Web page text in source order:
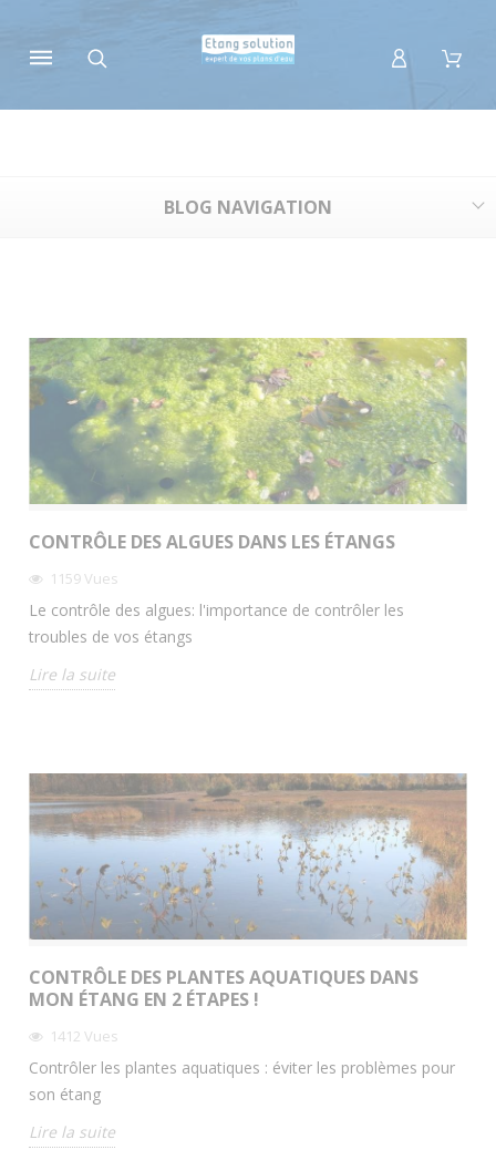
BLOG NAVIGATION
CONTRÔLE DES ALGUES DANS LES ÉTANGS
1159Vues
Le contrôle des algues: l'importance de contrôler les
troubles de vos étangs
Lire la suite
CONTRÔLE DES PLANTES AQUATIQUES DANS
MON ÉTANG EN 2 ÉTAPES !
1412Vues
Contrôler les plantes aquatiques : éviter les problèmes pour
son étang
Lire la suite